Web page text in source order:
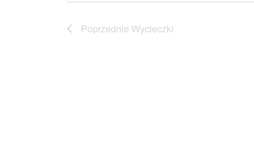
Poprzednie Wycieczki